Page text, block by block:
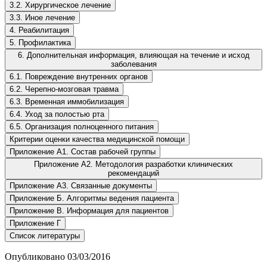
3.2. Хирургическое лечение
3.3. Иное лечение
4. Реабилитация
5. Профилактика
6. Дополнительная информация, влияющая на течение и исход
заболевания
6.1. Повреждение внутренних органов
6.2. Черепно-мозговая травма
6.3. Временная иммобилизация
6.4. Уход за полостью рта
6.5. Организация полноценного питания
Критерии оценки качества медицинской помощи
Приложение А1. Состав рабочей группы
Приложение А2. Методология разработки клинических
рекомендаций
Приложение А3. Связанные документы
Приложение Б. Алгоритмы ведения пациента
Приложение В. Информация для пациентов
Приложение Г
Список литературы
Опубликовано 03/03/2016